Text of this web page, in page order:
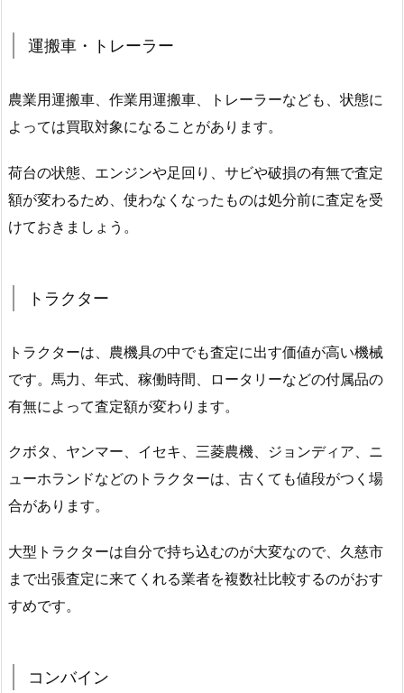
運搬車・トレーラー
農業用運搬車、作業用運搬車、トレーラーなども、状態に
よっては買取対象になることがあります。
荷台の状態、エンジンや足回り、サビや破損の有無で査定
額が変わるため、使わなくなったものは処分前に査定を受
けておきましょう。
トラクター
トラクターは、農機具の中でも査定に出す価値が高い機械
です。馬力、年式、稼働時間、ロータリーなどの付属品の
有無によって査定額が変わります。
クボタ、ヤンマー、イセキ、三菱農機、ジョンディア、ニ
ューホランドなどのトラクターは、古くても値段がつく場
合があります。
大型トラクターは自分で持ち込むのが大変なので、久慈市
まで出張査定に来てくれる業者を複数社比較するのがおす
すめです。
コンバイン